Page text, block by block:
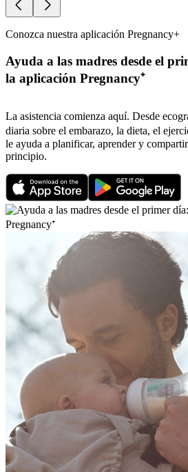
Conozca nuestra aplicación Pregnancy+
Ayuda a las madres desde el
la aplicación Pregnancy⁺
La asistencia comienza aquí. Desde
diaria sobre el embarazo, la dieta, el
le ayuda a planificar, aprender y
principio.